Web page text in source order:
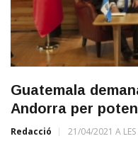
Guatemala
Andorra per
Redacció 21/04/2021 A